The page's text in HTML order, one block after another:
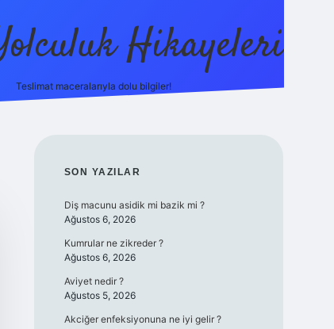
Hikayeleri
Teslimat maceralarıyla dolu bilgiler!
SIDEBAR
SON YAZILAR
Diş macunu asidik mi bazik mi ?
Ağustos 6, 2026
Kumrular ne zikreder ?
Ağustos 6, 2026
Aviyet nedir ?
Ağustos 5, 2026
Akciğer enfeksiyonuna ne iyi gelir ?